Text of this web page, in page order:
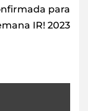
para
IR! 2023